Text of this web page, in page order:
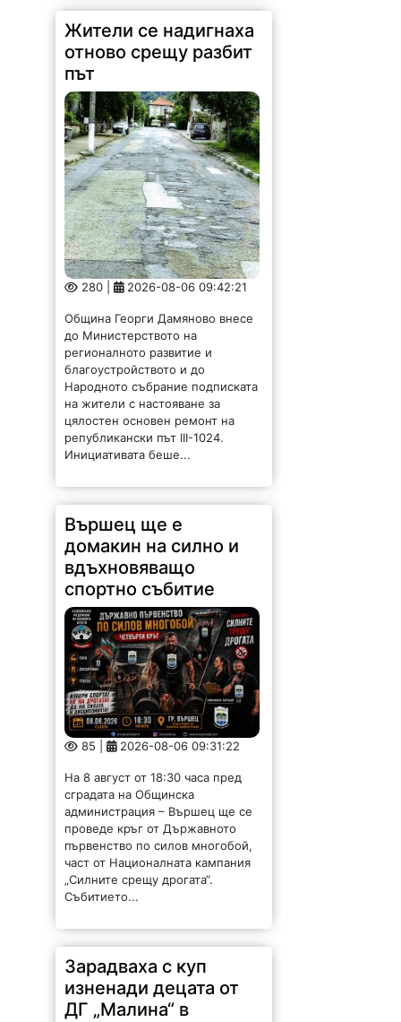
Жители се надигнаха
отново срещу разбит
път
280 | 2026-08-06 09:42:21
до Министерството на
регионалното развитие и
благоустройството и до
Народното събрание подписката
на жители с настояване за
цялостен основен ремонт на
републикански път III-1024.
Инициативата беше...
Вършец ще е
домакин на силно и
вдъхновяващо
спортно събитие
85 | 2026-08-06 09:31:22
сградата на Общинска
администрация – Вършец ще се
проведе кръг от Държавното
първенство по силов многобой,
част от Националната кампания
„Силните срещу дрогата“.
Събитието...
Зарадваха с куп
изненади децата от
ДГ „Малина“ в